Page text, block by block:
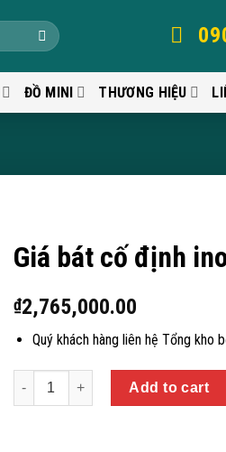
ĐỒ MINI THƯƠNG HIỆU
Giá bát cố định
₫2,765,000.00
Quý khách hàng liên hệ Tổng kho
Quantity
Add to cart